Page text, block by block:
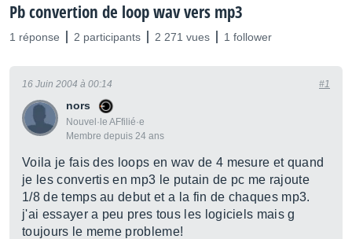
Pb convertion de loop wav vers mp3
1 réponse 2 participants 2 271 vues 1 follower
nors
Nouvel·le AFfilié·e
Membre depuis 24 ans
16 Juin 2004 à 00:14 #1
Voila je fais des loops en wav de 4 mesure et quand
je les convertis en mp3 le putain de pc me rajoute
1/8 de temps au debut et a la fin de chaques mp3.
j'ai essayer a peu pres tous les logiciels mais g
toujours le meme probleme!